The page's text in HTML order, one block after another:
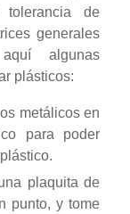
de
generales
algunas
plásticos:
metálicos en
para poder
plaquita de
punto, y tome